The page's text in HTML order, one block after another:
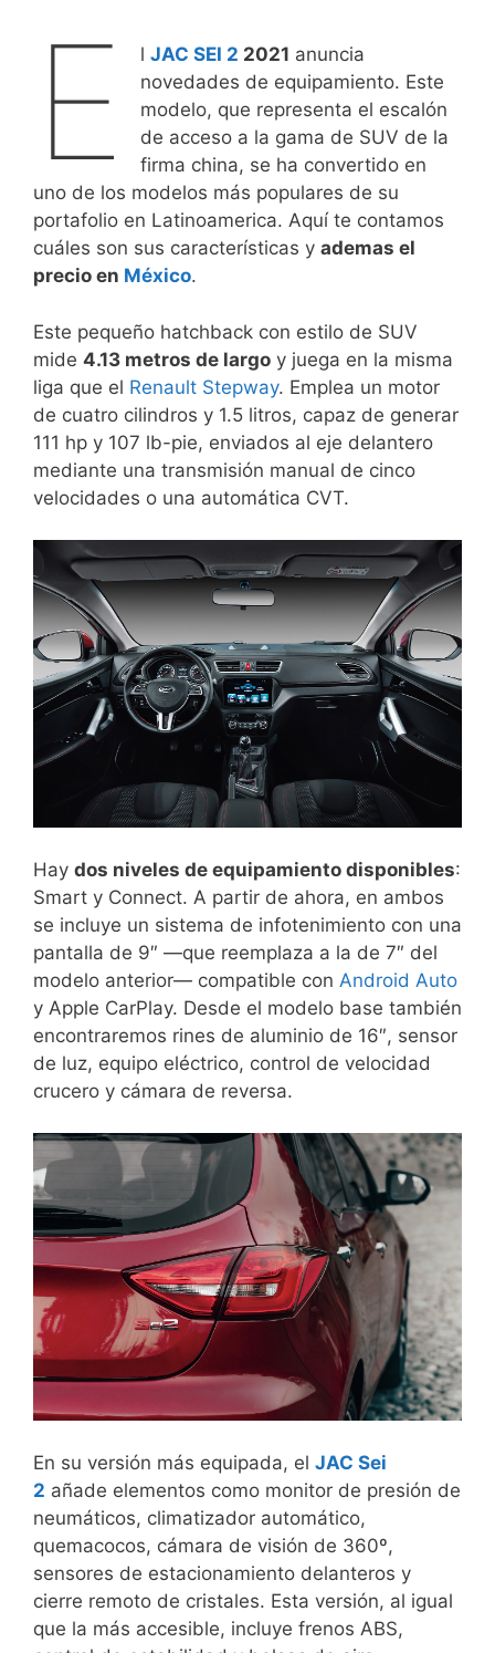
E lJAC SEI 2 2021 anuncia
novedades de equipamiento. Este
modelo, que representa el escalón
de acceso a la gama de SUV de la
firma china, se ha convertido en
uno de los modelos más populares de su
portafolio en Latinoamerica. Aquí te contamos
cuáles son sus características y ademas el
precio en México.
Este pequeño hatchback con estilo de SUV
mide 4.13 metros de largo y juega en la misma
liga que el Renault Stepway. Emplea un motor
de cuatro cilindros y 1.5 litros, capaz de generar
111 hp y 107 lb-pie, enviados al eje delantero
mediante una transmisión manual de cinco
velocidades o una automática CVT.
Hay dos niveles de equipamiento disponibles:
Smart y Connect. A partir de ahora, en ambos
se incluye un sistema de infotenimiento con una
pantalla de 9″ —que reemplaza a la de 7″ del
modelo anterior— compatible con Android Auto
y Apple CarPlay. Desde el modelo base también
encontraremos rines de aluminio de 16″, sensor
de luz, equipo eléctrico, control de velocidad
crucero y cámara de reversa.
En su versión más equipada, el JAC Sei
2 añade elementos como monitor de presión de
neumáticos, climatizador automático,
quemacocos, cámara de visión de 360º,
sensores de estacionamiento delanteros y
cierre remoto de cristales. Esta versión, al igual
que la más accesible, incluye frenos ABS,